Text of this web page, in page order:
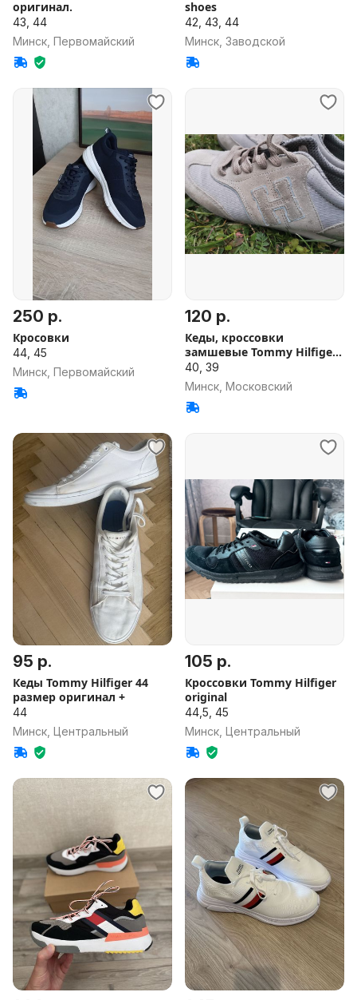
оригинал.
43, 44
Минск, Первомайский
shoes
42, 43, 44
Минск, Заводской
250 р.
Кросовки
44, 45
Минск, Первомайский
120 р.
Кеды, кроссовки
замшевые Tommy Hilfiger
оригинал
40, 39
Минск, Московский
95 р.
Кеды Tommy Hilfiger 44
размер оригинал +
44
Минск, Центральный
105 р.
Кроссовки Tommy Hilfiger
original
44,5, 45
Минск, Центральный